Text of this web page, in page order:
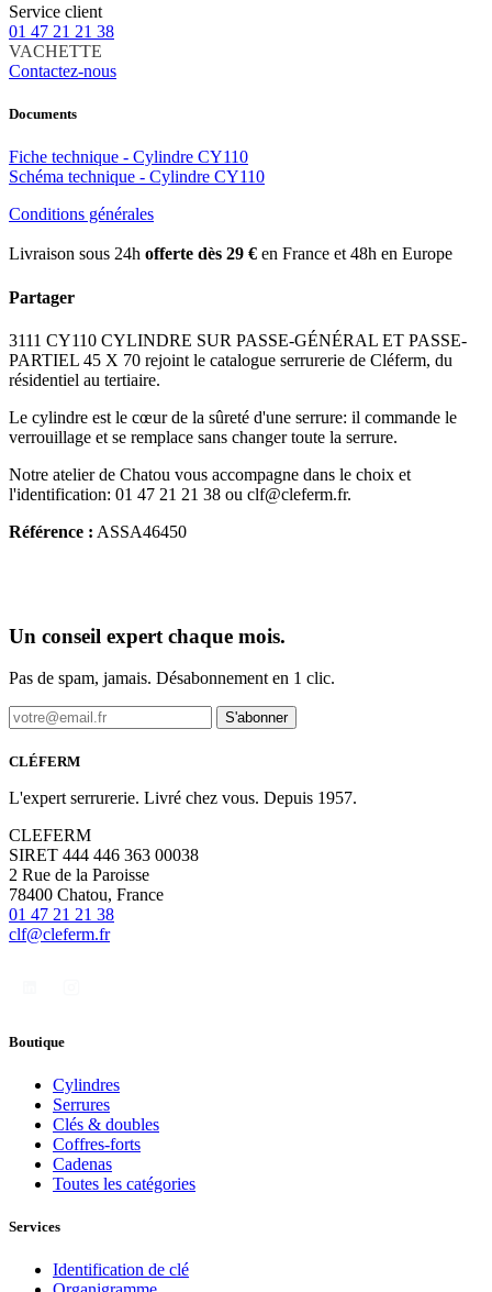
Service client
01 47 21 21 38
VACHETTE
Contactez-nous
Documents
Fiche technique - Cylindre CY110
Schéma technique - Cylindre CY110
Conditions générales
Livraison sous 24h offerte dès 29 € en France et 48h en Europe
Partager
3111 CY110 CYLINDRE SUR PASSE-GÉNÉRAL ET PASSE-
PARTIEL 45 X 70 rejoint le catalogue serrurerie de Cléferm, du
résidentiel au tertiaire.
Le cylindre est le cœur de la sûreté d'une serrure: il commande le
verrouillage et se remplace sans changer toute la serrure.
Notre atelier de Chatou vous accompagne dans le choix et
l'identification: 01 47 21 21 38 ou clf@cleferm.fr.
Référence : ASSA46450
Un conseil expert chaque mois.
Pas de spam, jamais. Désabonnement en 1 clic.
S'abonner
CLÉFERM
L'expert serrurerie. Livré chez vous. Depuis 1957.
CLEFERM
SIRET 444 446 363 00038
2 Rue de la Paroisse
78400 Chatou, France
01 47 21 21 38
clf@cleferm.fr
Boutique
Cylindres
Serrures
Clés & doubles
Coffres-forts
Cadenas
Toutes les catégories
Services
Identification de clé